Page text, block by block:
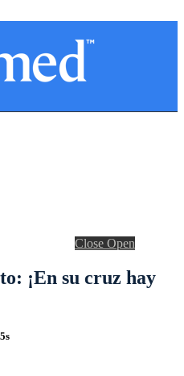
Close Open
¡En su cruz hay